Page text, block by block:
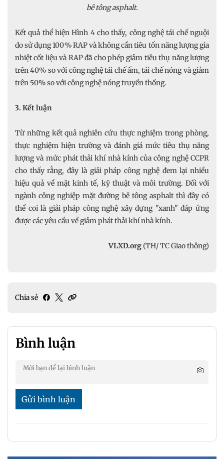
bê tông asphalt.
Kết quả thể hiện Hình 4 cho thấy, công nghệ tái chế nguội
do sử dụng 100% RAP và không cần tiêu tốn năng lượng gia
nhiệt cốt liệu và RAP đã cho phép giảm tiêu thụ năng lượng
trên 40% so với công nghệ tái chế ấm, tái chế nóng và giảm
trên 50% so với công nghệ nóng truyền thống.
3. Kết luận
Từ những kết quả nghiên cứu thực nghiệm trong phòng,
thực nghiệm hiện trường và đánh giá mức tiêu thụ năng
lượng và mức phát thải khí nhà kính của công nghệ CCPR
cho thấy rằng, đây là giải pháp công nghệ đem lại nhiều
hiệu quả về mặt kinh tế, kỹ thuật và môi trường. Đối với
ngành công nghiệp mặt đường bê tông asphalt thì đây có
thể coi là giải pháp công nghệ xây dựng "xanh" đáp ứng
được các yêu cầu về giảm phát thải khí nhà kính.
VLXD.org (TH/ TC Giao thông)
Chia sẻ
Bình luận
Gửi bình luận